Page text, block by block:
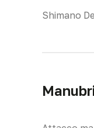
Shimano